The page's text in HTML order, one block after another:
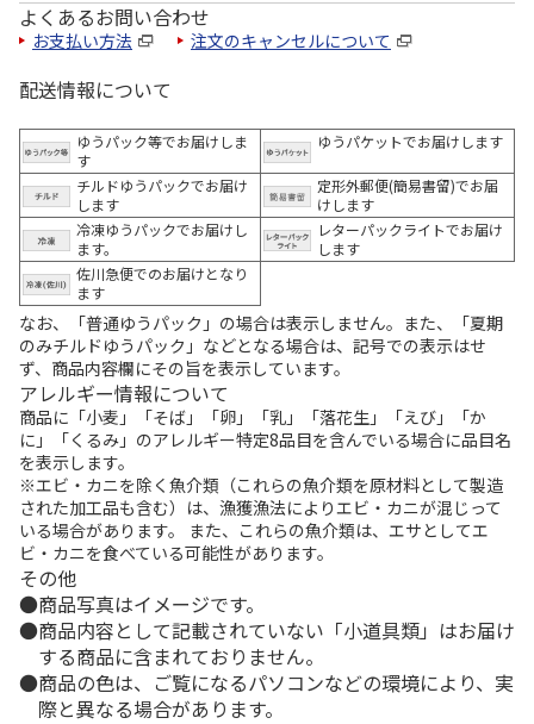
よくあるお問い合わせ
お支払い方法 注文のキャンセルについて
配送情報について
ゆうパック等でお届けしま
す
ゆうパケットでお届けします
チルドゆうパックでお届け
します
定形外郵便(簡易書留)でお届
けします
冷凍ゆうパックでお届けし
ます。
レターパックライトでお届け
します
佐川急便でのお届けとなり
ます
なお、「普通ゆうパック」の場合は表示しません。また、「夏期
のみチルドゆうパック」などとなる場合は、記号での表示はせ
ず、商品内容欄にその旨を表示しています。
アレルギー情報について
商品に「小麦」「そば」「卵」「乳」「落花生」「えび」「か
に」「くるみ」のアレルギー特定8品目を含んでいる場合に品目名
を表示します。
※エビ・カニを除く魚介類（これらの魚介類を原材料として製造
された加工品も含む）は、漁獲漁法によりエビ・カニが混じって
いる場合があります。 また、これらの魚介類は、エサとしてエ
ビ・カニを食べている可能性があります。
その他
商品写真はイメージです。
商品内容として記載されていない「小道具類」はお届け
する商品に含まれておりません。
商品の色は、ご覧になるパソコンなどの環境により、実
際と異なる場合があります。